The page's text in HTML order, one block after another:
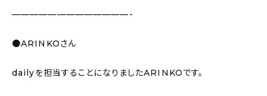
—————————————-
●ARINKOさん
dailyを担当することになりましたARINKOです。